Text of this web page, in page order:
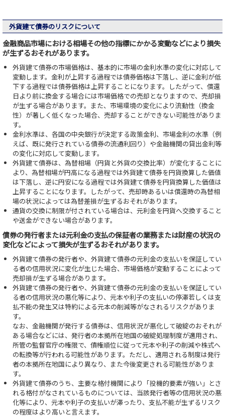
外貨建て債券のリスクについて
金融商品市場における相場その他の指標にかかる変動などにより損失
が生ずるおそれがあります。
外貨建て債券の市場価格は、基本的に市場の金利水準の変化に対応して
変動します。金利が上昇する過程では債券価格は下落し、逆に金利が低
下する過程では債券価格は上昇することになります。したがって、償還
日より前に換金する場合には市場価格での売却となりますので、売却損
が生ずる場合があります。また、市場環境の変化により流動性（換金
性）が著しく低くなった場合、売却することができない可能性がありま
す。
金利水準は、各国の中央銀行が決定する政策金利、市場金利の水準（例
えば、既に発行されている債券の流通利回り）や金融機関の貸出金利等
の変化に対応して変動します。
外貨建て債券は、為替相場（円貨と外貨の交換比率）が変化することに
より、為替相場が円高になる過程では外貨建て債券を円貨換算した価値
は下落し、逆に円安になる過程では外貨建て債券を円貨換算した価値は
上昇することになります。したがって、売却時あるいは償還時の為替相
場の状況によっては為替差損が生ずるおそれがあります。
通貨の交換に制限が付されている場合は、元利金を円貨へ交換すること
や送金ができない場合があります。
債券の発行者または元利金の支払の保証者の業務または財産の状況の
変化などによって損失が生ずるおそれがあります。
外貨建て債券の発行者や、外貨建て債券の元利金の支払いを保証してい
る者の信用状況に変化が生じた場合、市場価格が変動することによって
売却損が生ずる場合があります。
外貨建て債券の発行者や、外貨建て債券の元利金の支払いを保証してい
る者の信用状況の悪化等により、元本や利子の支払いの停滞若しくは支
払不能の発生又は特約による元本の削減等がなされるリスクがありま
す。
なお、金融機関が発行する債券は、信用状況が悪化して破綻のおそれが
ある場合などには、発行者の本拠所在地国の破綻処理制度が適用され、
所管の監督官庁の権限で、債権順位に従って元本や利子の削減や株式へ
の転換等が行われる可能性があります。ただし、適用される制度は発行
者の本拠所在地国により異なり、また今後変更される可能性がありま
す。
外貨建て債券のうち、主要な格付機関により「投機的要素が強い」とさ
れる格付がなされているものについては、当該発行者等の信用状況の悪
化等により、元本や利子の支払いが滞ったり、支払不能が生ずるリスク
の程度はより高いと言えます。